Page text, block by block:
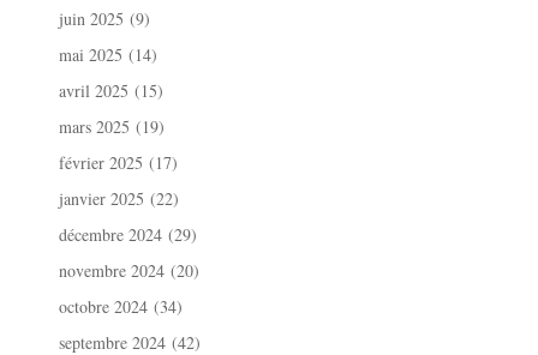
juin 2025 (9)
mai 2025 (14)
avril 2025 (15)
mars 2025 (19)
février 2025 (17)
janvier 2025 (22)
décembre 2024 (29)
novembre 2024 (20)
octobre 2024 (34)
septembre 2024 (42)